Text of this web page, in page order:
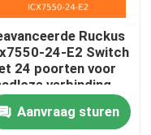
Ruckus
24-E2 Switch
24 poorten voor
verbinding
Aanvraag sturen